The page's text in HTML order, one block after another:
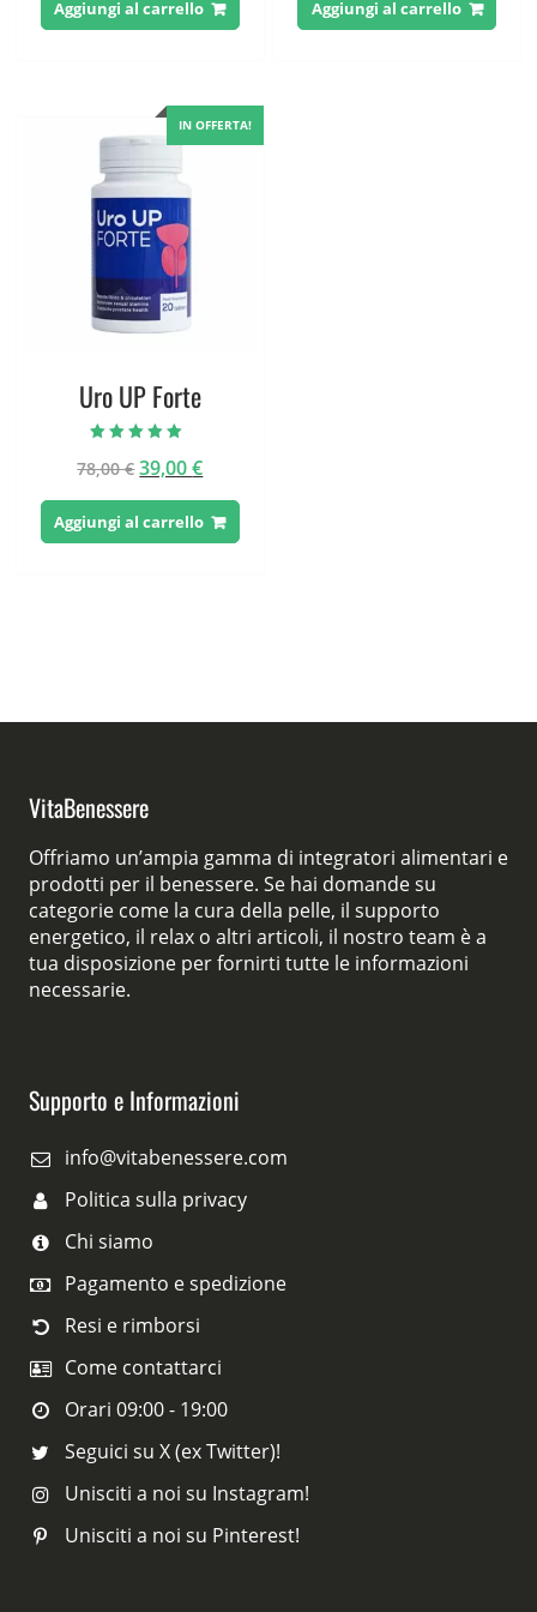
originale
era:
attuale
è:
Aggiungi al carrello
originale
era:
attuale
è:
Aggiungi al carrello
IN OFFERTA!
Uro UP Forte
5.00
su 5
78,00€Il
prezzo
originale
era:
39,00€Il
prezzo
attuale
è:
Aggiungi al carrello
VitaBenessere
Offriamo un’ampia gamma di integratori alimentari e
prodotti per il benessere. Se hai domande su
categorie come la cura della pelle, il supporto
energetico, il relax o altri articoli, il nostro team è a
tua disposizione per fornirti tutte le informazioni
necessarie.
Supporto e Informazioni
info@vitabenessere.com
Politica sulla privacy
Chi siamo
Pagamento e spedizione
Resi e rimborsi
Come contattarci
Orari 09:00 - 19:00
Seguici su X (ex Twitter)!
Unisciti a noi su Instagram!
Unisciti a noi su Pinterest!